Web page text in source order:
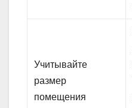
Учитывайте
размер
помещения